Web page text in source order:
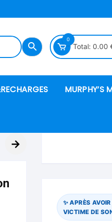
0
Total: 0.00
MURPHY’S
→
✨ APRÈS
VICTIME DE